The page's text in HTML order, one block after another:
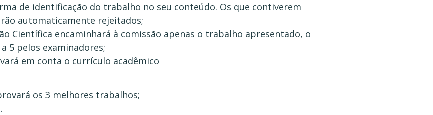
de identificação do trabalho no seu conteúdo. Os que contiverem
automaticamente rejeitados;
Científica encaminhará à comissão apenas o trabalho apresentado, o
5 pelos examinadores;
em conta o currículo acadêmico
os 3 melhores trabalhos;